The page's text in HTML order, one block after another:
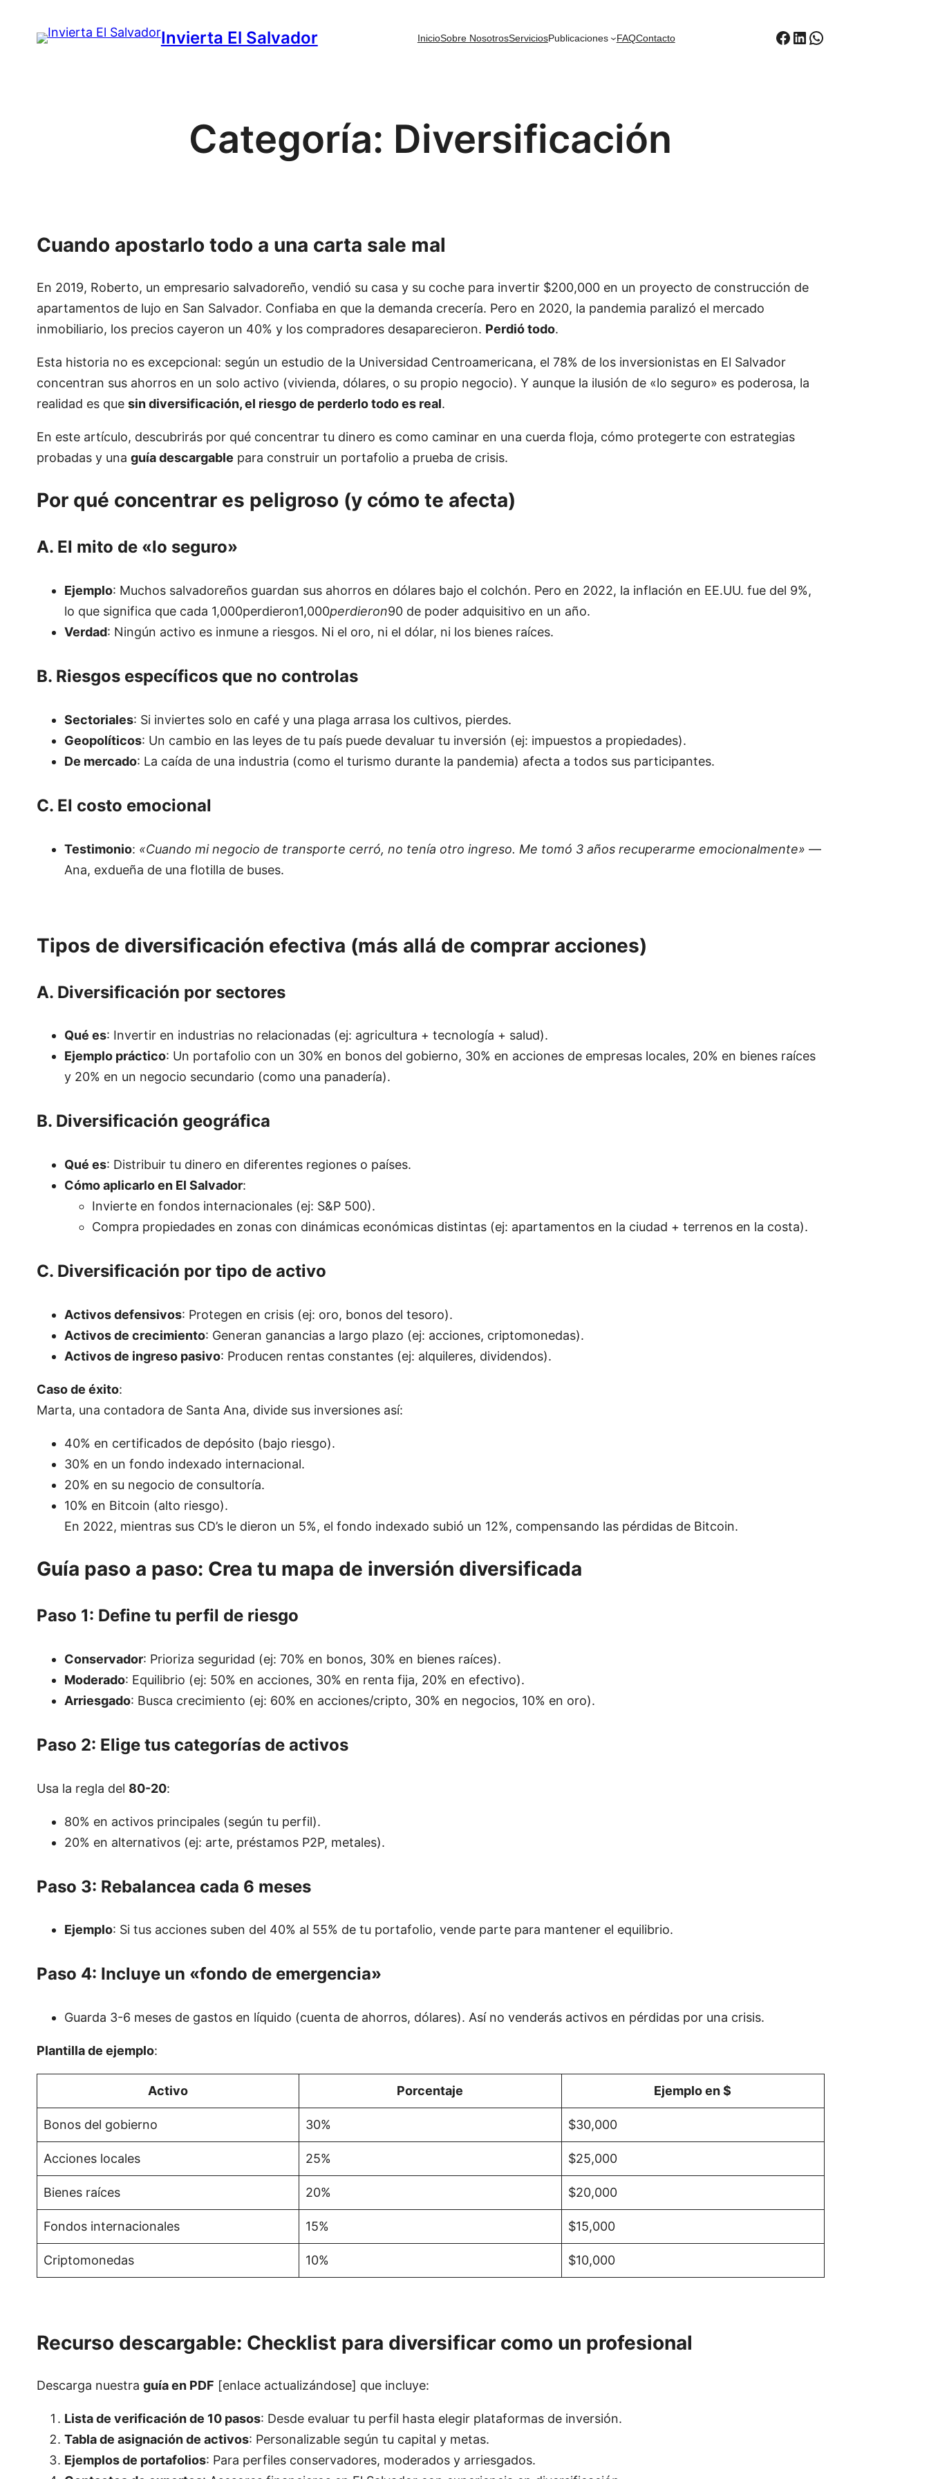
Invierta El Salvador InicioSobre NosotrosServiciosPublicaciones FAQContacto Facebook
LinkedIn
WhatsApp
Categoría: Diversificación
Cuando apostarlo todo a una carta sale mal
En 2019, Roberto, un empresario salvadoreño, vendió su casa y su coche para invertir $200,000 en un proyecto de construcción de
apartamentos de lujo en San Salvador. Confiaba en que la demanda crecería. Pero en 2020, la pandemia paralizó el mercado
inmobiliario, los precios cayeron un 40% y los compradores desaparecieron. Perdió todo.
Esta historia no es excepcional: según un estudio de la Universidad Centroamericana, el 78% de los inversionistas en El Salvador
concentran sus ahorros en un solo activo (vivienda, dólares, o su propio negocio). Y aunque la ilusión de «lo seguro» es poderosa, la
realidad es que sin diversificación, el riesgo de perderlo todo es real.
En este artículo, descubrirás por qué concentrar tu dinero es como caminar en una cuerda floja, cómo protegerte con estrategias
probadas y una guía descargable para construir un portafolio a prueba de crisis.
Por qué concentrar es peligroso (y cómo te afecta)
A. El mito de «lo seguro»
Ejemplo: Muchos salvadoreños guardan sus ahorros en dólares bajo el colchón. Pero en 2022, la inflación en EE.UU. fue del 9%,
lo que significa que cada 1,000perdieron1,000perdieron90 de poder adquisitivo en un año.
Verdad: Ningún activo es inmune a riesgos. Ni el oro, ni el dólar, ni los bienes raíces.
B. Riesgos específicos que no controlas
Sectoriales: Si inviertes solo en café y una plaga arrasa los cultivos, pierdes.
Geopolíticos: Un cambio en las leyes de tu país puede devaluar tu inversión (ej: impuestos a propiedades).
De mercado: La caída de una industria (como el turismo durante la pandemia) afecta a todos sus participantes.
C. El costo emocional
Testimonio: «Cuando mi negocio de transporte cerró, no tenía otro ingreso. Me tomó 3 años recuperarme emocionalmente» —
Ana, exdueña de una flotilla de buses.
Tipos de diversificación efectiva (más allá de comprar acciones)
A. Diversificación por sectores
Qué es: Invertir en industrias no relacionadas (ej: agricultura + tecnología + salud).
Ejemplo práctico: Un portafolio con un 30% en bonos del gobierno, 30% en acciones de empresas locales, 20% en bienes raíces
y 20% en un negocio secundario (como una panadería).
B. Diversificación geográfica
Qué es: Distribuir tu dinero en diferentes regiones o países.
Cómo aplicarlo en El Salvador:
Invierte en fondos internacionales (ej: S&P 500).
Compra propiedades en zonas con dinámicas económicas distintas (ej: apartamentos en la ciudad + terrenos en la costa).
C. Diversificación por tipo de activo
Activos defensivos: Protegen en crisis (ej: oro, bonos del tesoro).
Activos de crecimiento: Generan ganancias a largo plazo (ej: acciones, criptomonedas).
Activos de ingreso pasivo: Producen rentas constantes (ej: alquileres, dividendos).
Caso de éxito:
Marta, una contadora de Santa Ana, divide sus inversiones así:
40% en certificados de depósito (bajo riesgo).
30% en un fondo indexado internacional.
20% en su negocio de consultoría.
10% en Bitcoin (alto riesgo).
En 2022, mientras sus CD’s le dieron un 5%, el fondo indexado subió un 12%, compensando las pérdidas de Bitcoin.
Guía paso a paso: Crea tu mapa de inversión diversificada
Paso 1: Define tu perfil de riesgo
Conservador: Prioriza seguridad (ej: 70% en bonos, 30% en bienes raíces).
Moderado: Equilibrio (ej: 50% en acciones, 30% en renta fija, 20% en efectivo).
Arriesgado: Busca crecimiento (ej: 60% en acciones/cripto, 30% en negocios, 10% en oro).
Paso 2: Elige tus categorías de activos
Usa la regla del 80-20:
80% en activos principales (según tu perfil).
20% en alternativos (ej: arte, préstamos P2P, metales).
Paso 3: Rebalancea cada 6 meses
Ejemplo: Si tus acciones suben del 40% al 55% de tu portafolio, vende parte para mantener el equilibrio.
Paso 4: Incluye un «fondo de emergencia»
Guarda 3-6 meses de gastos en líquido (cuenta de ahorros, dólares). Así no venderás activos en pérdidas por una crisis.
Plantilla de ejemplo:
Activo Porcentaje Ejemplo en $
Bonos del gobierno 30% $30,000
Acciones locales 25% $25,000
Bienes raíces 20% $20,000
Fondos internacionales 15% $15,000
Criptomonedas 10% $10,000
Recurso descargable: Checklist para diversificar como un profesional
Descarga nuestra guía en PDF [enlace actualizándose] que incluye:
Lista de verificación de 10 pasos: Desde evaluar tu perfil hasta elegir plataformas de inversión.
Tabla de asignación de activos: Personalizable según tu capital y metas.
Ejemplos de portafolios: Para perfiles conservadores, moderados y arriesgados.